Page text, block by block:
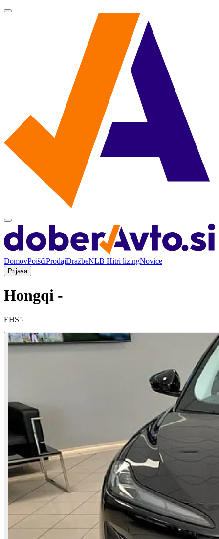
DomovPoiščiProdajDražbeNLB Hitri lizingNovice
Prijava
Hongqi -
EHS5